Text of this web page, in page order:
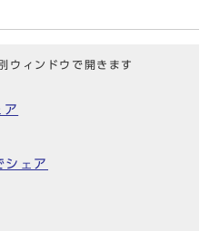
ウィンドウで開きます
ェア